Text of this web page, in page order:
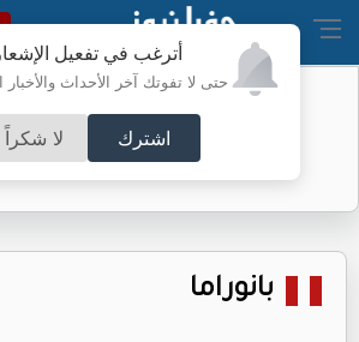
أترغب في تفعيل
حتى لا تفوتك آخر الأحداث والأخبار
اشترك لا شكراً
مهاجرو سبتة.. الاتحاد
التطورات
بانوراما